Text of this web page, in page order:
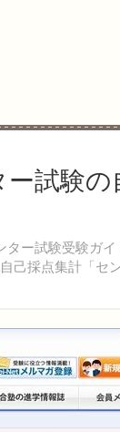
ー試験
ー試験受験ガ
己採点集計「セ